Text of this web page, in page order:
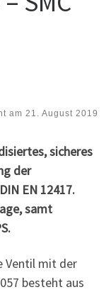
am 21. August 2019
sicheres
der
EN 12417.
samt
Ventil mit der
besteht aus